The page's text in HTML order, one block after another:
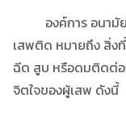
องค์การ อนามัยโ
เสพติด หมายถึง สิ่งที่
ฉีด สูบ หรือดมติดต่อ
จิตใจของผู้เสพ ดังนี้